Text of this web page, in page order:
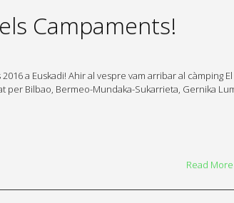
Campaments!
a Euskadi! Ahir al vespre vam arribar al càmping El
per Bilbao, Bermeo-Mundaka-Sukarrieta, Gernika
Read More